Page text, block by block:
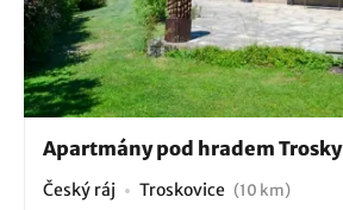
Apartmány pod hradem Trosky
Český ráj Troskovice (10 km)